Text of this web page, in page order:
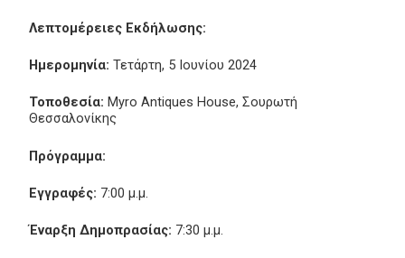
Λεπτομέρειες Εκδήλωσης:
Ημερομηνία: Τετάρτη, 5 Ιουνίου 2024
Τοποθεσία: Myro Antiques House, Σουρωτή
Θεσσαλονίκης
Πρόγραμμα:
Εγγραφές: 7:00 μ.μ.
Έναρξη Δημοπρασίας: 7:30 μ.μ.